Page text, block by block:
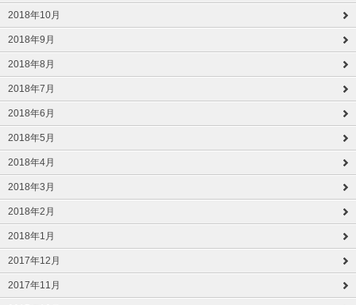
2018年10月
2018年9月
2018年8月
2018年7月
2018年6月
2018年5月
2018年4月
2018年3月
2018年2月
2018年1月
2017年12月
2017年11月